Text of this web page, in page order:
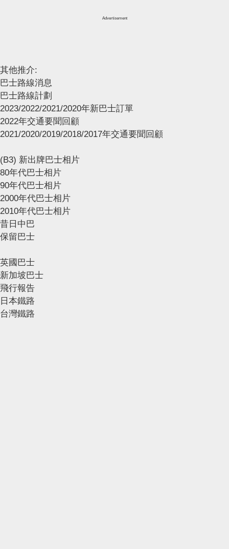
Advertisement
其他推介:
巴士路線消息
巴士路線計劃
2023/2022/2021/2020年新巴士訂單
2022年交通要聞回顧
2021/2020/2019/2018/2017年交通要聞回顧
(B3) 新出牌巴士相片
80年代巴士相片
90年代巴士相片
2000年代巴士相片
2010年代巴士相片
昔日中巴
保留巴士
英國巴士
新加坡巴士
飛行報告
日本鐵路
台灣鐵路